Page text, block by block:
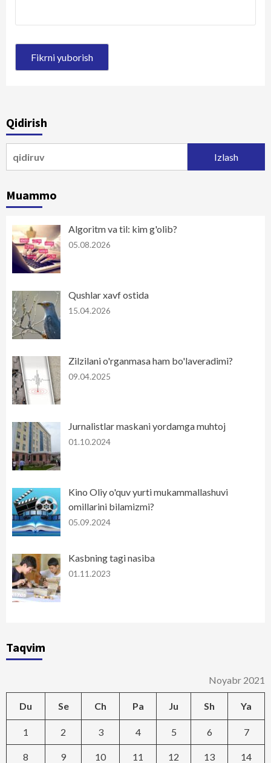
Qidirish
Muammo
Algoritm va til: kim g'olib?
05.08.2026
Qushlar xavf ostida
15.04.2026
Zilzilani o'rganmasa ham bo'laveradimi?
09.04.2025
Jurnalistlar maskani yordamga muhtoj
01.10.2024
Kino Oliy o'quv yurti mukammallashuvi
omillarini bilamizmi?
05.09.2024
Kasbning tagi nasiba
01.11.2023
Taqvim
Noyabr 2021
Du Se Ch Pa Ju Sh Ya
1 2 3 4 5 6 7
8 9 10 11 12 13 14